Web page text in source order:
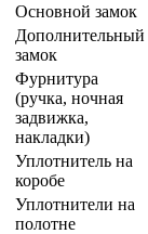
Основной замок
Дополнительный
замок
Фурнитура
(ручка, ночная
задвижка,
накладки)
Уплотнитель на
коробе
Уплотнители на
полотне